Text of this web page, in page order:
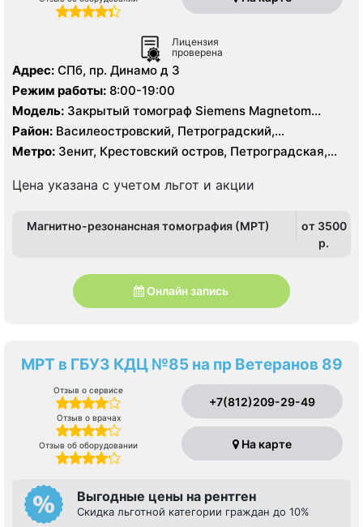
Лицензия
проверена
Адрес: СПб, пр. Динамо д 3
Режим работы: 8:00-19:00
Модель: Закрытый томограф Siemens Magnetom
Essenza 1.5 Тесла, КТ Aquilion 64 фирмы Toshiba 64
среза
Район: Василеостровский, Петроградский,
Приморский
Метро: Зенит, Крестовский остров, Петроградская,
Чкаловская
Цена указана с учетом льгот и акции
Магнитно-резонансная томография (МРТ)
от 3500
p.
Онлайн запись
МРТ в ГБУЗ КДЦ №85 на пр Ветеранов 89
Отзыв о сервисе
Отзыв о врачах
Отзыв об оборудовании
+7(812)209-29-49
На карте
Выгодные цены на рентген
Скидка льготной категории граждан до 10%